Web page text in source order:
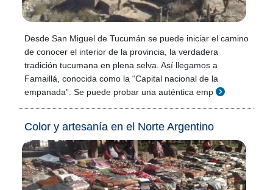
Desde San Miguel de Tucumán se puede iniciar el camino
de conocer el interior de la provincia, la verdadera
tradición tucumana en plena selva. Así llegamos a
Famaillá, conocida como la “Capital nacional de la
empanada”. Se puede probar una auténtica emp
Color y artesanía en el Norte Argentino